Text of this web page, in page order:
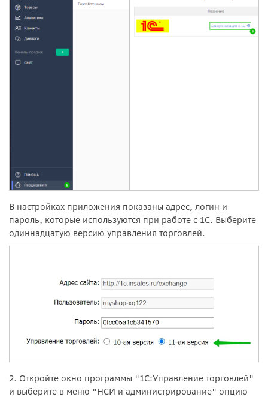
В настройках приложения показаны адрес, логин и
пароль, которые используются при работе с 1С. Выберите
одиннадцатую версию управления торговлей.
2. Откройте окно программы "1С:Управление торговлей"
и выберите в меню "НСИ и администрирование" опцию